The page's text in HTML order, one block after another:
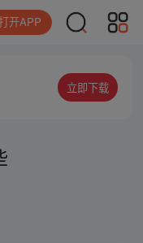
开APP
立即下载